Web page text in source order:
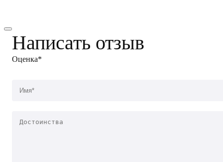
Написать отзыв
Оценка*